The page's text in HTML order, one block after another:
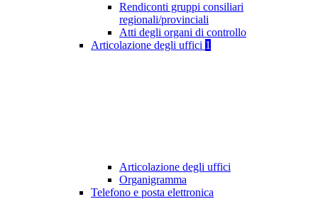
Rendiconti gruppi consiliari
regionali/provinciali
Atti degli organi di controllo
Articolazione degli uffici 1
Articolazione degli uffici
Organigramma
Telefono e posta elettronica